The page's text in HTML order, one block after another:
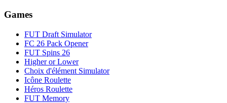
Games
FUT Draft Simulator
FC 26 Pack Opener
FUT Spins 26
Higher or Lower
Choix d'élément Simulator
Icône Roulette
Héros Roulette
FUT Memory